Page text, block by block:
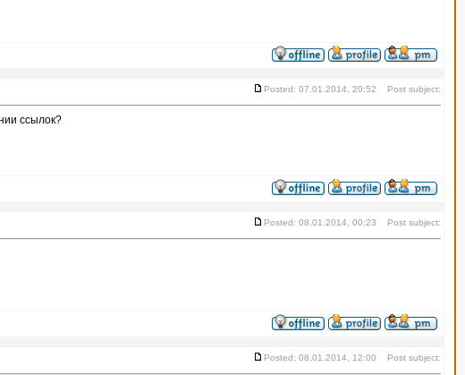
Posted: 07.01.2014, 20:52 Post subject:
ссылок?
Posted: 08.01.2014, 00:23 Post subject:
Posted: 08.01.2014, 12:00 Post subject: